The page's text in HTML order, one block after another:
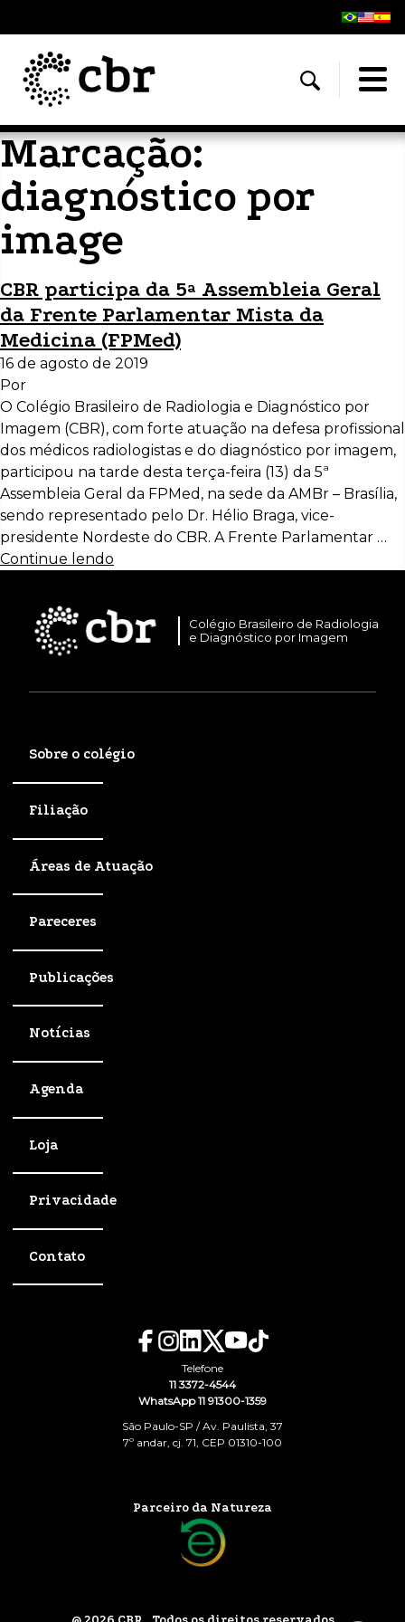
Marcação:
diagnóstico por
image
CBR participa da 5ª Assembleia Geral
da Frente Parlamentar Mista da
Medicina (FPMed)
16 de agosto de 2019
Por
O Colégio Brasileiro de Radiologia e Diagnóstico por
Imagem (CBR), com forte atuação na defesa profissional
dos médicos radiologistas e do diagnóstico por imagem,
participou na tarde desta terça-feira (13) da 5ª
Assembleia Geral da FPMed, na sede da AMBr – Brasília,
sendo representado pelo Dr. Hélio Braga, vice-
presidente Nordeste do CBR. A Frente Parlamentar …
Continue lendo
Colégio Brasileiro de Radiologia
e Diagnóstico por Imagem
Sobre o colégio
Filiação
Áreas de Atuação
Pareceres
Publicações
Notícias
Agenda
Loja
Privacidade
Contato
Telefone
11 3372-4544
WhatsApp 11 91300-1359
São Paulo-SP / Av. Paulista, 37
7º andar, cj. 71, CEP 01310-100
Parceiro da Natureza